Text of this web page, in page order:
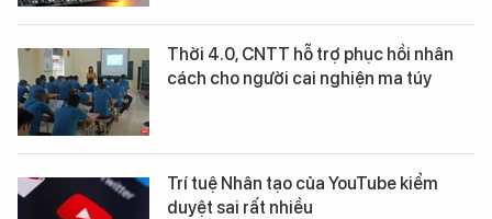
Thời 4.0, CNTT hỗ trợ phục hồi nhân
cách cho người cai nghiện ma túy
Trí tuệ Nhân tạo của YouTube kiểm
duyệt sai rất nhiều